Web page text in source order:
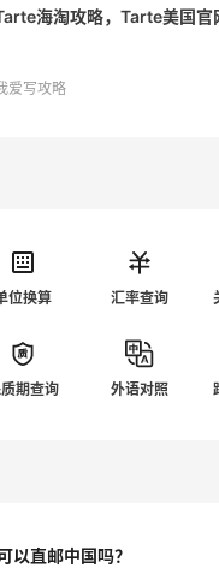
海淘攻略，Tarte美国官
爱写攻略
位换算 汇率查询
期查询 外语对照
以直邮中国吗？